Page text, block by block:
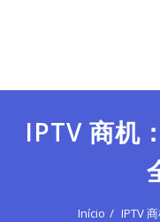
IPTV 商机
Início IPTV